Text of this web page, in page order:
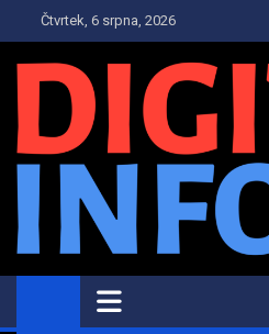
to
content
Čtvrtek, 6 srpna, 2026
Digital-Info.cz
Zpravodajství, informace a novinky